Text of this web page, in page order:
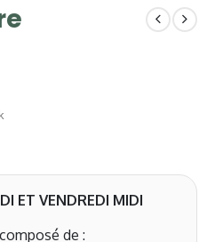
ET VENDREDI MIDI
de :